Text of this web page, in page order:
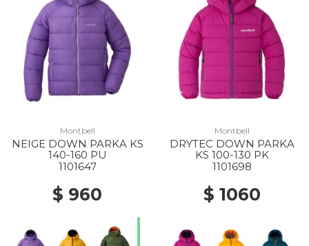
Montbell
NEIGE DOWN PARKA KS
140-160 PU
1101647
$ 960
Montbell
DRYTEC DOWN PARKA
KS 100-130 PK
1101698
$ 1060